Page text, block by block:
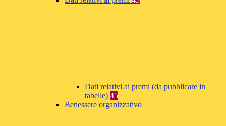
Dati relativi ai premi (da pubblicare in
tabelle) 45
Benessere organizzativo